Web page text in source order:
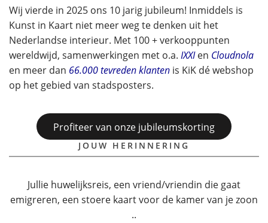
Wij vierde in 2025 ons 10 jarig jubileum! Inmiddels is
Kunst in Kaart niet meer weg te denken uit het
Nederlandse interieur. Met 100 + verkooppunten
wereldwijd, samenwerkingen met o.a. IXXIen Cloudnola
en meer dan 66.000 tevreden klanten is KiK dé webshop
op het gebied van stadsposters.
Profiteer van onze jubileumskorting
JOUW HERINNERING
Jullie huwelijksreis, een vriend/vriendin die gaat
emigreren, een stoere kaart voor de kamer van je zoon
..